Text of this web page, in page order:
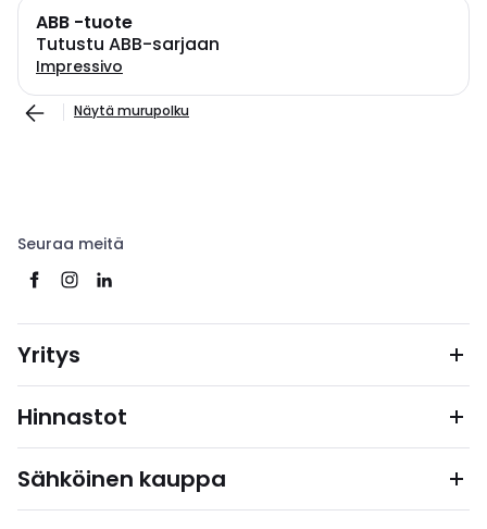
ABB -tuote
Tutustu ABB-sarjaan
Impressivo
Näytä murupolku
Seuraa meitä
Yritys
Hinnastot
Sähköinen kauppa